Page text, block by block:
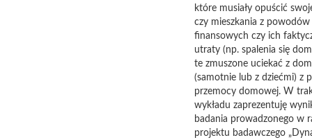
które musiały opuścić
czy mieszkania z powodów
finansowych czy ich
utraty (np. spalenia się
te zmuszone uciekać z
(samotnie lub z dziećmi) z
przemocy domowej. W
wykładu zaprezentuję
badania prowadzonego w
projektu badawczego